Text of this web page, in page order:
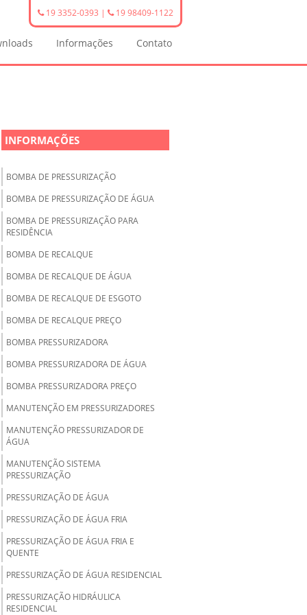
Informações Contato
19 3352-0393 | 19 98409-1122
INFORMAÇÕES
BOMBA DE PRESSURIZAÇÃO
BOMBA DE PRESSURIZAÇÃO DE ÁGUA
BOMBA DE PRESSURIZAÇÃO PARA
RESIDÊNCIA
BOMBA DE RECALQUE
BOMBA DE RECALQUE DE ÁGUA
BOMBA DE RECALQUE DE ESGOTO
BOMBA DE RECALQUE PREÇO
BOMBA PRESSURIZADORA
BOMBA PRESSURIZADORA DE ÁGUA
BOMBA PRESSURIZADORA PREÇO
MANUTENÇÃO EM PRESSURIZADORES
MANUTENÇÃO PRESSURIZADOR DE
ÁGUA
MANUTENÇÃO SISTEMA
PRESSURIZAÇÃO
PRESSURIZAÇÃO DE ÁGUA
PRESSURIZAÇÃO DE ÁGUA FRIA
PRESSURIZAÇÃO DE ÁGUA FRIA E
QUENTE
PRESSURIZAÇÃO DE ÁGUA RESIDENCIAL
PRESSURIZAÇÃO HIDRÁULICA
RESIDENCIAL